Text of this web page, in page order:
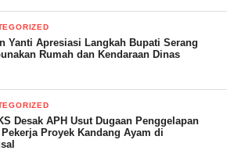
bahwa, kami koalisi lembaga
kebijakan pemerintah sebagai
dan kelembagaan.
Yanti Apresiasi Langkah Bupati Serang
Rumah dan Kendaraan Dinas
Desak APH Usut Dugaan Penggelapan
Pekerja Proyek Kandang Ayam di